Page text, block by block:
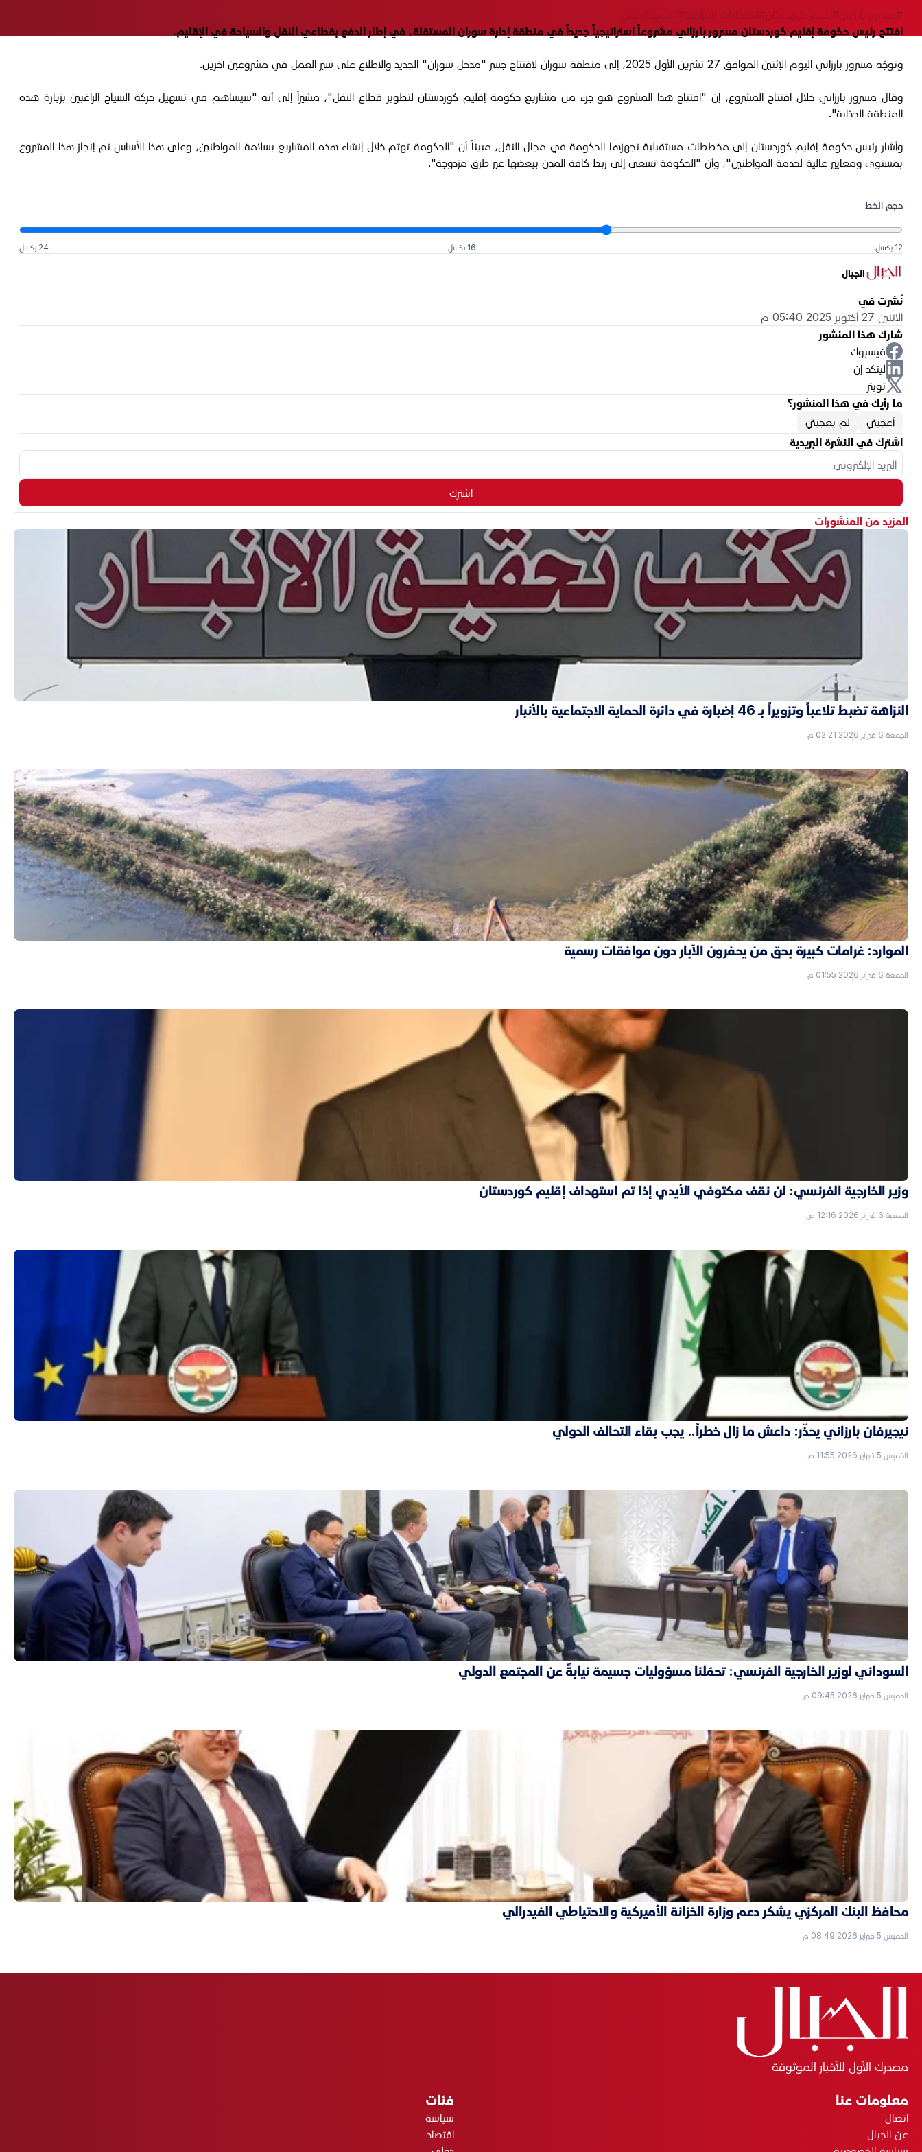
#مسرور بارزاني#إقليم كوردستان#الانتخابات العراقية
افتتح رئيس حكومة إقليم كوردستان مسرور بارزاني مشروعاً استراتيجياً جديداً في منطقة إدارة سوران المستقلة، في إطار الدفع بقطاعي النقل والسياحة في الإقليم.
وتوجّه مسرور بارزاني اليوم الإثنين الموافق 27 تشرين الأول 2025، إلى منطقة سوران لافتتاح جسر "مدخل سوران" الجديد والاطلاع على سير العمل في مشروعين آخرين.
وقال مسرور بارزاني خلال افتتاح المشروع، إن "افتتاح هذا المشروع هو جزء من مشاريع حكومة إقليم كوردستان لتطوير قطاع النقل"، مشيراً إلى أنه "سيساهم في تسهيل حركة السياح الراغبين بزيارة هذه
المنطقة الجذابة".
وأشار رئيس حكومة إقليم كوردستان إلى مخططات مستقبلية تجهزها الحكومة في مجال النقل، مبيناً أن "الحكومة تهتم خلال إنشاء هذه المشاريع بسلامة المواطنين، وعلى هذا الأساس تم إنجاز هذا المشروع
بمستوى ومعايير عالية لخدمة المواطنين"، وأن "الحكومة تسعى إلى ربط كافة المدن ببعضها عبر طرق مزدوجة".
حجم الخط
12 بكسل 16 بكسل 24 بكسل
الجبال
نُشرت في
الاثنين 27 أكتوبر 2025 05:40 م
شارك هذا المنشور
فيسبوك
لينكد إن
تويتر
ما رأيك في هذا المنشور؟
أعجبني
لم يعجبني
اشترك في النشرة البريدية
اشترك
المزيد من المنشورات
النزاهة تضبط تلاعباً وتزويراً بـ 46 إضبارة في دائرة الحماية الاجتماعية بالأنبار
الجمعة 6 فبراير 2026 02:21 م
الموارد: غرامات كبيرة بحق من يحفرون الآبار دون موافقات رسمية
الجمعة 6 فبراير 2026 01:55 م
وزير الخارجية الفرنسي: لن نقف مكتوفي الأيدي إذا تم استهداف إقليم كوردستان
الجمعة 6 فبراير 2026 12:16 ص
نيجيرفان بارزاني يحذّر: داعش ما زال خطراً.. يجب بقاء التحالف الدولي
الخميس 5 فبراير 2026 11:55 م
السوداني لوزير الخارجية الفرنسي: تحمّلنا مسؤوليات جسيمة نيابةً عن المجتمع الدولي
الخميس 5 فبراير 2026 09:45 م
محافظ البنك المركزي يشكر دعم وزارة الخزانة الأميركية والاحتياطي الفيدرالي
الخميس 5 فبراير 2026 08:49 م
مصدرك الأول للأخبار الموثوقة
معلومات عنا
اتصال
عن الجبال
فئات
سياسة
اقتصاد